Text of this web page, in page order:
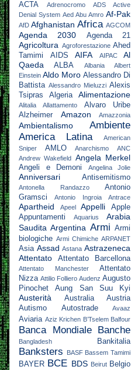
ACTA Adrenocromo
ADS Active
Denial System Aed Abu Amro Af-Pak
AfD Afghanistan Africa AGCOM
Agenda 2030 Agenda 21
Agricoltura Agroforestazione Ahed
Tamimi
AIDS AIFA AIPAC
Al
Qaeda
ALBA Albania
Albert
Einstein Aldo Moro Alessandro Di
Battista Alessandro Mieluzzi Alexis
Tsipras
Algeria Alimentazione
Alitalia Allattamento
Alvaro Uribe
Alzheimer
Amazon Amazzonia
Ambientalismo
Ambiente
America Latina
American
Sniper
AMLO Anarchismo
ANC
Andrew Wakefield Angela Merkel
Angeli e Demoni Angelina Jolie
Anniversari Antisemitismo
Antonella Randazzo
Antonio
Gramsci
Antonio Ingroia Antrace
Apartheid Apeel Appelli
Apple
Appuntamenti
Aquarius
Arabia
Saudita Argentina Armi Armi
biologiche Armi Chimiche ARPANET
Asia Assad Astana Astrazeneca
Attentato
Attentato Barcellona
Attentato Manchester
Attentato
Nizza Attilio Folliero Audenz Augusto
Pinochet
Aung San Suu Kyi
Austerità Australia
Austria
Autismo
Autostrade Avaaz
Aviaria Aziz Krichen B’Tselem Balfour
Banca Mondiale Banche
Bangladesh Bankitalia
Banksters BASF Bassem Tamimi
BAYER BCE BDS Beirut Belgio